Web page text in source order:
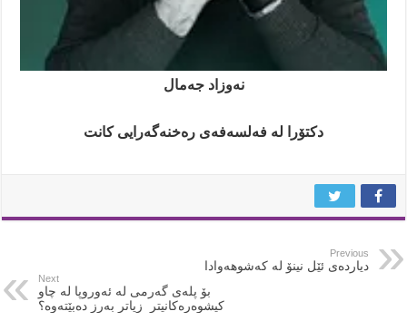
نەوزاد جەمال
دکتۆرا لە فەلسەفەی رەخنەگەرایی کانت
Previous
دیاردەی ئێل نینۆ لە کەشوهەوادا
Next
بۆ پلەی گەرمی لە ئەوروپا لە چاو
کیشوەرەکانیتر زیاتر بەرز دەبێتەوە؟